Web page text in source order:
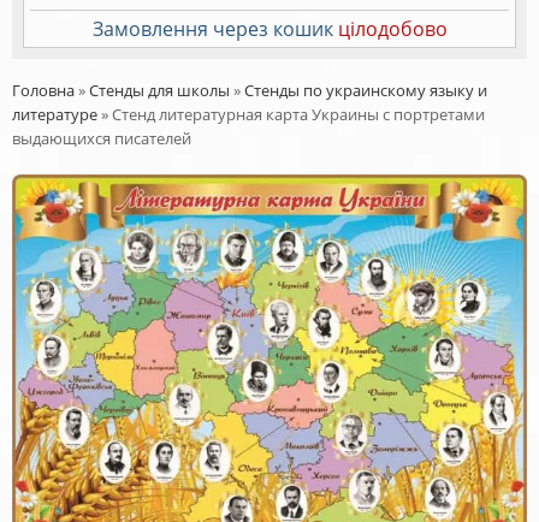
Замовлення через кошик цілодобово
Головна»Стенды для школы »Стенды по украинскому языку и
литературе»Стенд литературная карта Украины с портретами
выдающихся писателей